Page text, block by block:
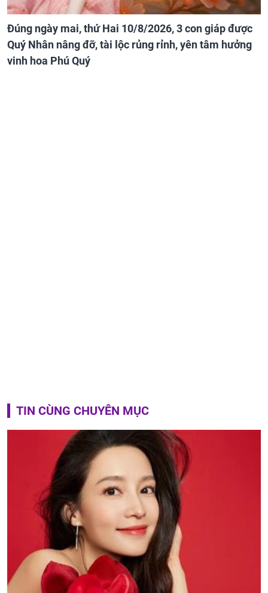
Đúng ngày mai, thứ Hai 10/8/2026, 3 con giáp được
Quý Nhân nâng đỡ, tài lộc rủng rỉnh, yên tâm hưởng
vinh hoa Phú Quý
TIN CÙNG CHUYÊN MỤC